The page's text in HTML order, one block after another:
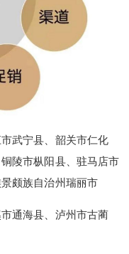
武宁县、韶关市仁化
陵市枞阳县、驻马店市
颇族自治州瑞丽市
通海县、泸州市古蔺
给undefined打赏